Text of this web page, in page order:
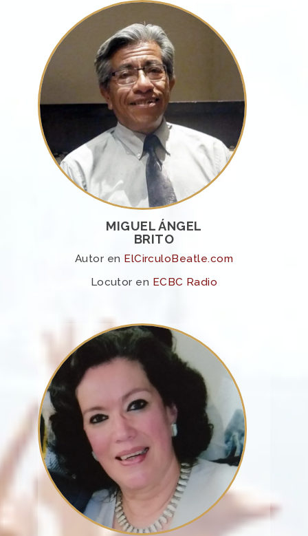
MIGUEL ÁNGEL
BRITO
Autor en ElCirculoBeatle.com
Locutor en ECBC Radio